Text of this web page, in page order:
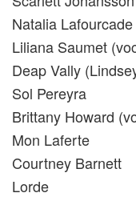
Natalia Lafourcade
Liliana Saumet
Deap Vally
Sol Pereyra
Brittany Howard
Mon Laferte
Courtney Barnett
Lorde